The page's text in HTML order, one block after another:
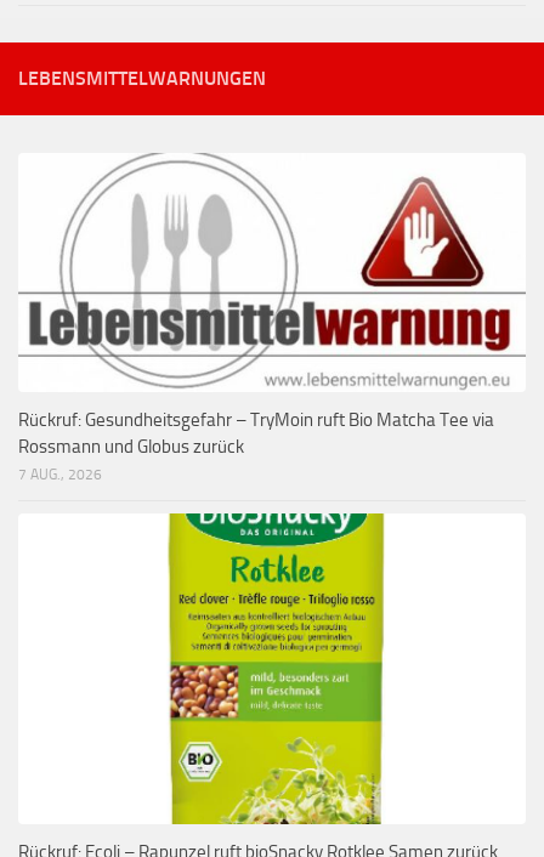
LEBENSMITTELWARNUNGEN
Rückruf: Gesundheitsgefahr – TryMoin ruft Bio Matcha Tee via
Rossmann und Globus zurück
7 AUG., 2026